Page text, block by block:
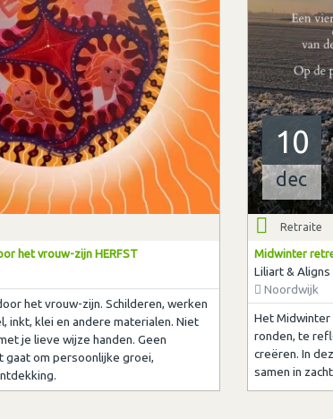
het vrouw-zijn HERFST
het vrouw-zijn. Schilderen, werken
inkt, klei en andere materialen. Niet
je lieve wijze handen. Geen
gaat om persoonlijke groei,
10
dec
Retraite
Midwinter
Liliart & Aligns
Noordwijk
Het
ronden, te
creëren. In
samen in